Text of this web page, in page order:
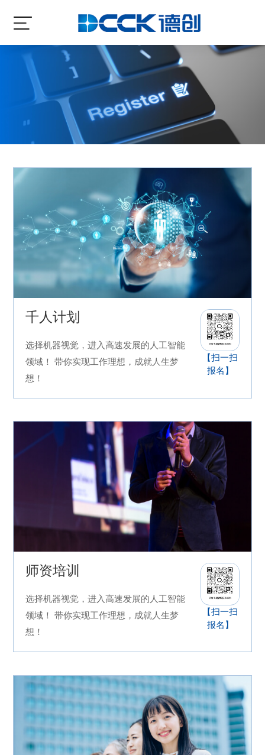
千人计划
选择机器视觉，进入高速发展的人工智能
领域！ 带你实现工作理想，成就人生梦
想！
【扫一扫
报名】
师资培训
选择机器视觉，进入高速发展的人工智能
领域！ 带你实现工作理想，成就人生梦
想！
【扫一扫
报名】